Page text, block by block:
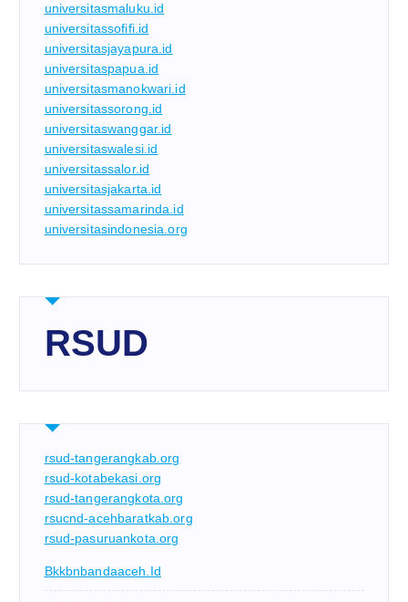
universitasmaluku.id
universitassofifi.id
universitasjayapura.id
universitaspapua.id
universitasmanokwari.id
universitassorong.id
universitaswanggar.id
universitaswalesi.id
universitassalor.id
universitasjakarta.id
universitassamarinda.id
universitasindonesia.org
RSUD
rsud-tangerangkab.org
rsud-kotabekasi.org
rsud-tangerangkota.org
rsucnd-acehbaratkab.org
rsud-pasuruankota.org
Bkkbnbandaaceh.id